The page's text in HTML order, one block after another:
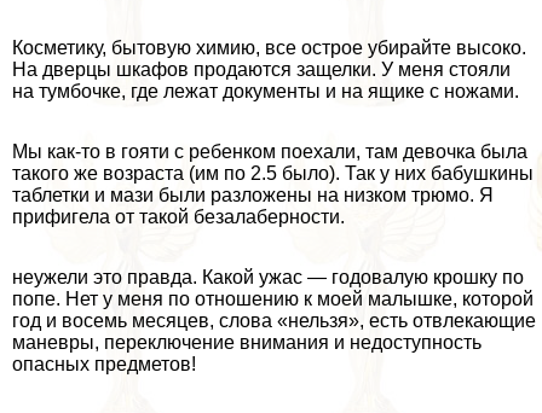
Косметику, бытовую химию, все острое убирайте высоко.
На дверцы шкафов продаются защелки. У меня стояли
на тумбочке, где лежат документы и на ящике с ножами.
Мы как-то в гояти с ребенком поехали, там дeвoчка была
такого же возраста (им по 2.5 было). Так у них бабушкины
таблетки и мази были разложены на низком трюмо. Я
прифигела от такой безалаберности.
неужели это правда. Какой ужас — годовалую крошку по
попе. Нет у меня по отношению к моей малышке, которой
год и восемь месяцев, слова «нельзя», есть отвлекающие
маневры, переключение внимания и недоступность
опасных предметов!